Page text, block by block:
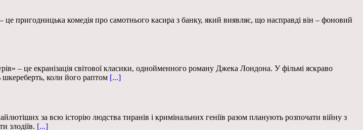
пригодницька комедія про самотнього касира з банку, який виявляє, що насправді він – фоновий
– це екранізація світової класики, однойменного роману Джека Лондона. У фільмі яскраво
шкереберть, коли його раптом [...]
за всю історію людства тиранів і кримінальних геніїв разом планують розпочати війну з
злодіїв. [...]